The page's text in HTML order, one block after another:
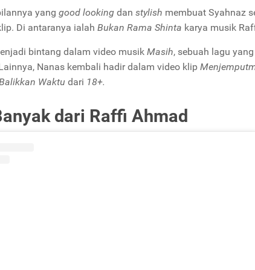
yang good looking dan stylish membuat Syahnaz
Di antaranya ialah Bukan Rama Shinta karya musik
bintang dalam video musik Masih, sebuah lagu
Nanas kembali hadir dalam video klip
Waktu dari 18+.
dari Raffi Ahmad